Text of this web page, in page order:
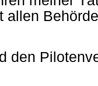
allen
den